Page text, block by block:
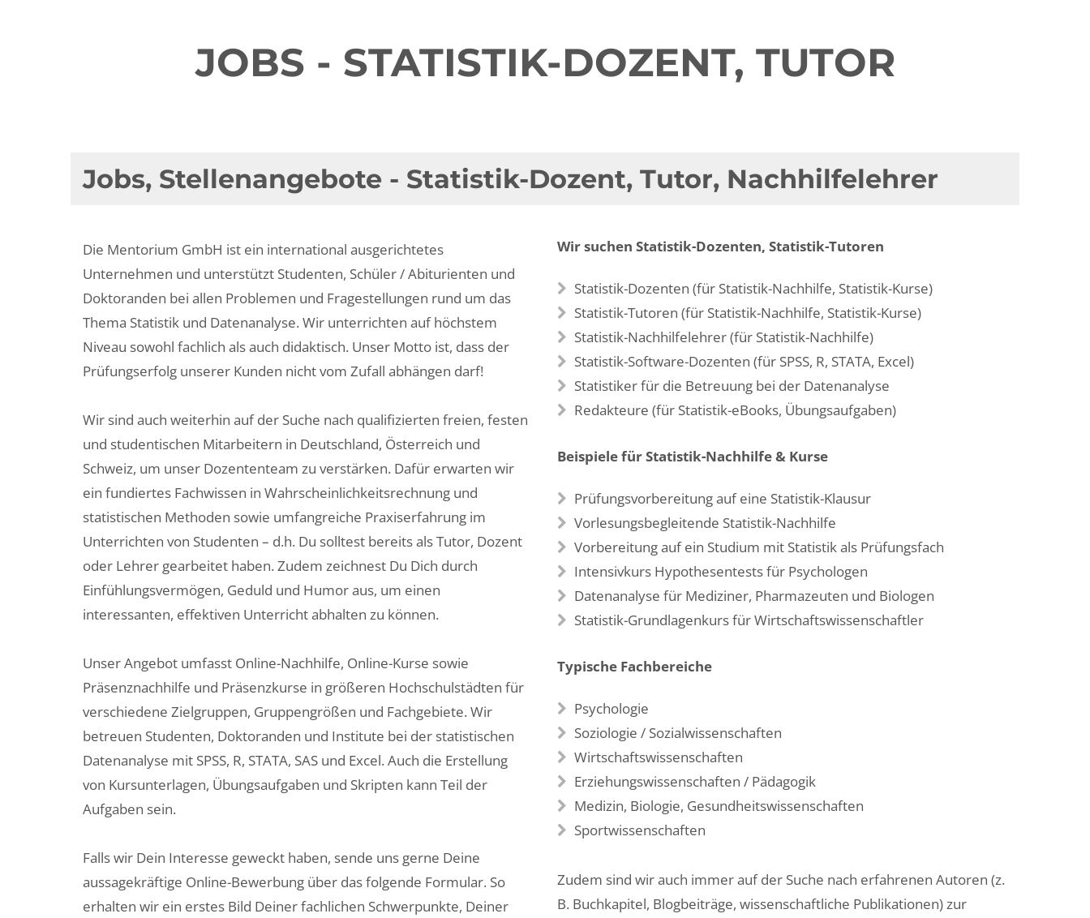
JOBS - STATISTIK-DOZENT, TUTOR
Jobs, Stellenangebote - Statistik-Dozent, Tutor, Nachhilfelehrer
Die Mentorium GmbH ist ein international ausgerichtetes
Unternehmen und unterstützt Studenten, Schüler / Abiturienten und
Doktoranden bei allen Problemen und Fragestellungen rund um das
Thema Statistik und Datenanalyse. Wir unterrichten auf höchstem
Niveau sowohl fachlich als auch didaktisch. Unser Motto ist, dass der
Prüfungserfolg unserer Kunden nicht vom Zufall abhängen darf!
Wir sind auch weiterhin auf der Suche nach qualifizierten freien, festen
und studentischen Mitarbeitern in Deutschland, Österreich und
Schweiz, um unser Dozententeam zu verstärken. Dafür erwarten wir
ein fundiertes Fachwissen in Wahrscheinlichkeitsrechnung und
statistischen Methoden sowie umfangreiche Praxiserfahrung im
Unterrichten von Studenten – d.h. Du solltest bereits als Tutor, Dozent
oder Lehrer gearbeitet haben. Zudem zeichnest Du Dich durch
Einfühlungsvermögen, Geduld und Humor aus, um einen
interessanten, effektiven Unterricht abhalten zu können.
Unser Angebot umfasst Online-Nachhilfe, Online-Kurse sowie
Präsenznachhilfe und Präsenzkurse in größeren Hochschulstädten für
verschiedene Zielgruppen, Gruppengrößen und Fachgebiete. Wir
betreuen Studenten, Doktoranden und Institute bei der statistischen
Datenanalyse mit SPSS, R, STATA, SAS und Excel. Auch die Erstellung
von Kursunterlagen, Übungsaufgaben und Skripten kann Teil der
Aufgaben sein.
Falls wir Dein Interesse geweckt haben, sende uns gerne Deine
aussagekräftige Online-Bewerbung über das folgende Formular. So
erhalten wir ein erstes Bild Deiner fachlichen Schwerpunkte, Deiner
Wir suchen Statistik-Dozenten, Statistik-Tutoren
Statistik-Dozenten (für Statistik-Nachhilfe, Statistik-Kurse)
Statistik-Tutoren (für Statistik-Nachhilfe, Statistik-Kurse)
Statistik-Nachhilfelehrer (für Statistik-Nachhilfe)
Statistik-Software-Dozenten (für SPSS, R, STATA, Excel)
Statistiker für die Betreuung bei der Datenanalyse
Redakteure (für Statistik-eBooks, Übungsaufgaben)
Beispiele für Statistik-Nachhilfe & Kurse
Prüfungsvorbereitung auf eine Statistik-Klausur
Vorlesungsbegleitende Statistik-Nachhilfe
Vorbereitung auf ein Studium mit Statistik als Prüfungsfach
Intensivkurs Hypothesentests für Psychologen
Datenanalyse für Mediziner, Pharmazeuten und Biologen
Statistik-Grundlagenkurs für Wirtschaftswissenschaftler
Typische Fachbereiche
Psychologie
Soziologie / Sozialwissenschaften
Wirtschaftswissenschaften
Erziehungswissenschaften / Pädagogik
Medizin, Biologie, Gesundheitswissenschaften
Sportwissenschaften
Zudem sind wir auch immer auf der Suche nach erfahrenen Autoren (z.
B. Buchkapitel, Blogbeiträge, wissenschaftliche Publikationen) zur